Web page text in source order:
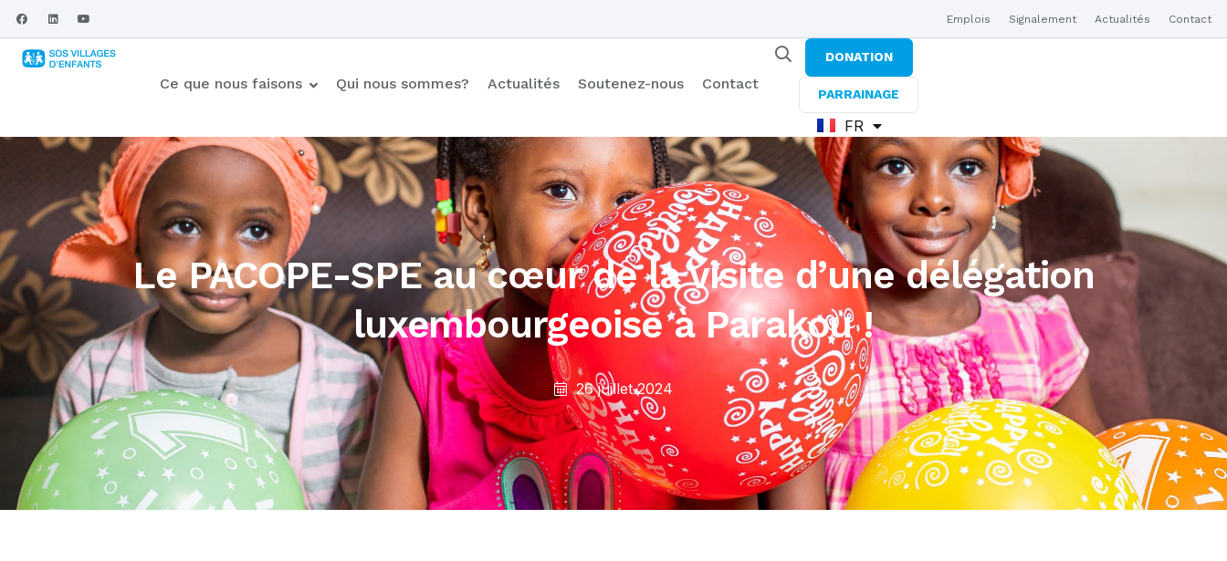
Emplois Signalement Actualités Contact
Ce que nous faisons Qui nous sommes? Actualités Soutenez-nous Contact
FR
EN
PARRAINAGE
DONATION
Le PACOPE-SPE au cœur de la visite d’une délégation
luxembourgeoise à Parakou !
26 juillet 2024